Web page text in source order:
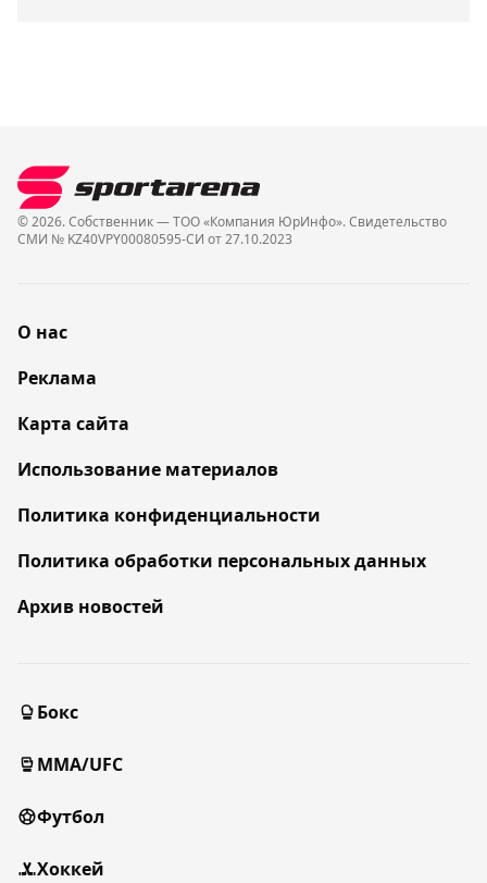
© 2026. Собственник — ТОО «Компания ЮрИнфо». Cвидетельство
СМИ № KZ40VPY00080595-СИ от 27.10.2023
О нас
Реклама
Карта сайта
Использование материалов
Политика конфиденциальности
Политика обработки персональных данных
Архив новостей
Бокс
MMA/UFC
Футбол
Хоккей